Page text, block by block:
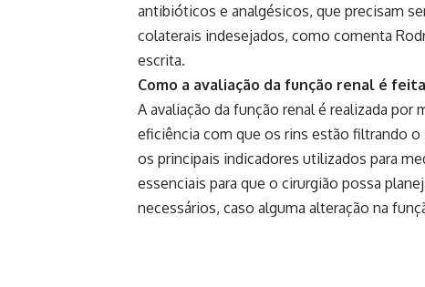
antibióticos e analgésicos, que precisam
colaterais indesejados, como comenta
escrita.
Como a avaliação da função renal é
A avaliação da função renal é realizada por
eficiência com que os rins estão filtrando o
os principais indicadores utilizados para
essenciais para que o cirurgião possa
necessários, caso alguma alteração na